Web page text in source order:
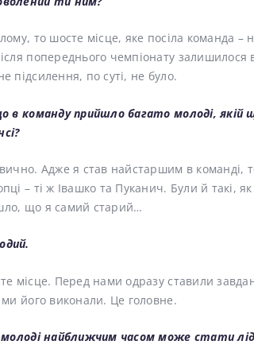
то шосте місце, яке посіла команда –
попереднього чемпіонату залишилося
підсилення, по суті, не було.
в команду прийшло багато молоді, якій
Адже я став найстаршим в команді,
– ті ж Івашко та Пуканич. Були й такі,
що я самий старий…
місце. Перед нами одразу ставили
ми його виконали. Це головне.
молоді найближчим часом може стати